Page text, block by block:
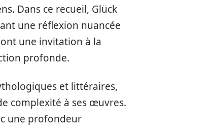
Dans ce recueil, Glück
une réflexion nuancée
une invitation à la
profonde.
et littéraires,
complexité à ses œuvres.
une profondeur